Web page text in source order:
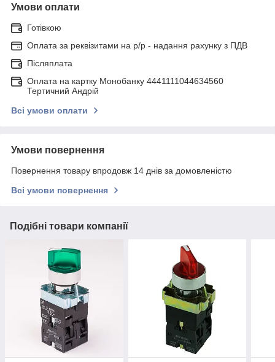
Умови оплати
Готівкою
Оплата за реквізитами на р/р - надання рахунку з ПДВ
Післяплата
Оплата на картку Монобанку 4441111044634560
Тертичний Андрій
Всі умови оплати
Умови повернення
Повернення товару впродовж 14 днів за домовленістю
Всі умови повернення
Подібні товари компанії